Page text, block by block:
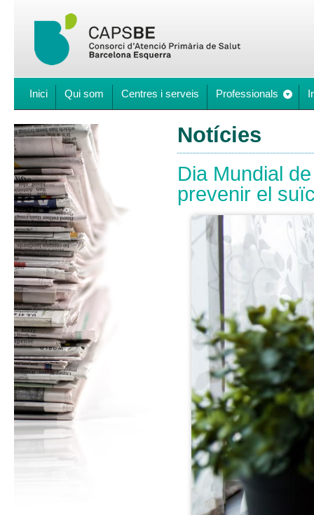
Inici Qui som Centres i serveis Professionals
Notícies
Dia Mundial
prevenir el